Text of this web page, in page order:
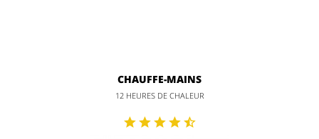
CHAUFFE-MAINS
12 HEURES DE CHALEUR